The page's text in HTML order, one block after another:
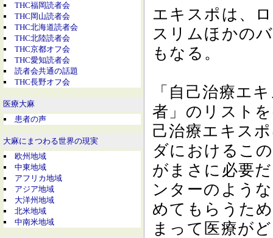
THC福岡読者会
THC岡山読者会
THC北海道読者会
THC北陸読者会
THC京都オフ会
THC愛知読者会
読者会共通の話題
THC長野オフ会
医療大麻
患者の声
大麻にまつわる世界の現実
欧州地域
中東地域
アフリカ地域
アジア地域
大洋州地域
北米地域
中南米地域
エキスポは、
スリムほかの
もなる。
「自己治療エ
者」のリスト
己治療エキス
ダにおけるこ
がまさに必要
ンターのよう
めてもらうた
まって医療が